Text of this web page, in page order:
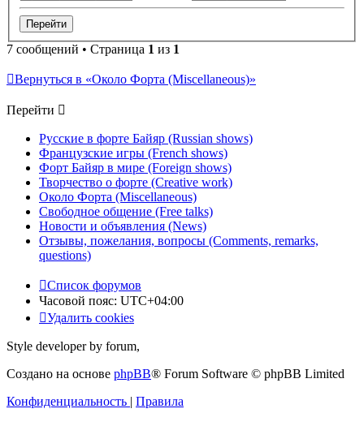
7 сообщений • Страница 1 из 1
Вернуться в «Около Форта (Miscellaneous)»
Перейти
Русские в форте Байяр (Russian shows)
Французские игры (French shows)
Форт Байяр в мире (Foreign shows)
Творчество о форте (Creative work)
Около Форта (Miscellaneous)
Свободное общение (Free talks)
Новости и объявления (News)
Отзывы, пожелания, вопросы (Comments, remarks,
questions)
Список форумов
Часовой пояс: UTC+04:00
Удалить cookies
Style developer by forum,
Создано на основе phpBB® Forum Software © phpBB Limited
Конфиденциальность | Правила